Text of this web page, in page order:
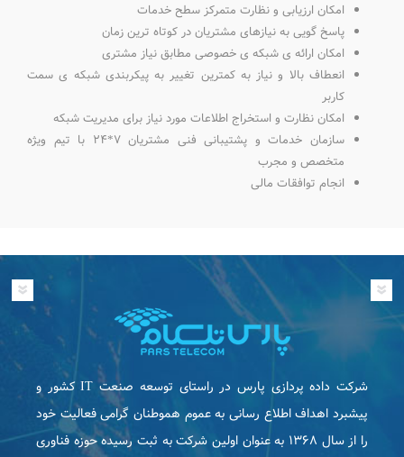
امکان ارزیابی و نظارت متمرکز سطح خدمات
پاسخ گویی به نیازهای مشتریان در کوتاه ترین زمان
امکان ارائه ی شبکه ی خصوصی مطابق نیاز مشتری
انعطاف بالا و نیاز به کمترین تغییر به پیکربندی شبکه ی سمت
کاربر
امکان نظارت و استخراج اطلاعات مورد نیاز برای مدیریت شبکه
سازمان خدمات و پشتیبانی فنی مشتریان 7*24 با تیم ویژه
متخصص و مجرب
انجام توافقات مالی
شرکت داده پردازی پارس در راستای توسعه صنعت IT كشور و
پیشبرد اهداف اطلاع رسانی به عموم هموطنان گرامی فعاليت خود
را از سال ۱۳۶۸ به عنوان اولین شرکت به ثبت رسیده حوزه فناوری